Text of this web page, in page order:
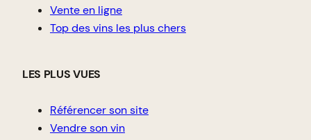
Vente en ligne
Top des vins les plus chers
LES PLUS VUES
Référencer son site
Vendre son vin